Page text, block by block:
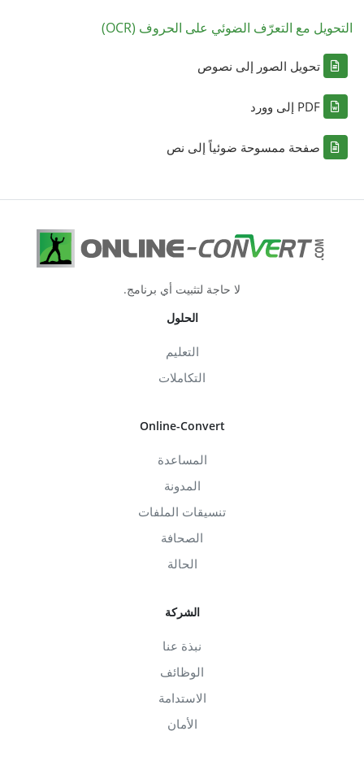
التحويل مع التعرّف الضوئي على الحروف (OCR)
تحويل الصور إلى نصوص
PDF إلى وورد
صفحة ممسوحة ضوئياً إلى نص
لا حاجة لتثبيت أي برنامج.
الحلول
التعليم
التكاملات
Online-Convert
المساعدة
المدونة
تنسيقات الملفات
الصحافة
الحالة
الشركة
نبذة عنا
الوظائف
الاستدامة
الأمان